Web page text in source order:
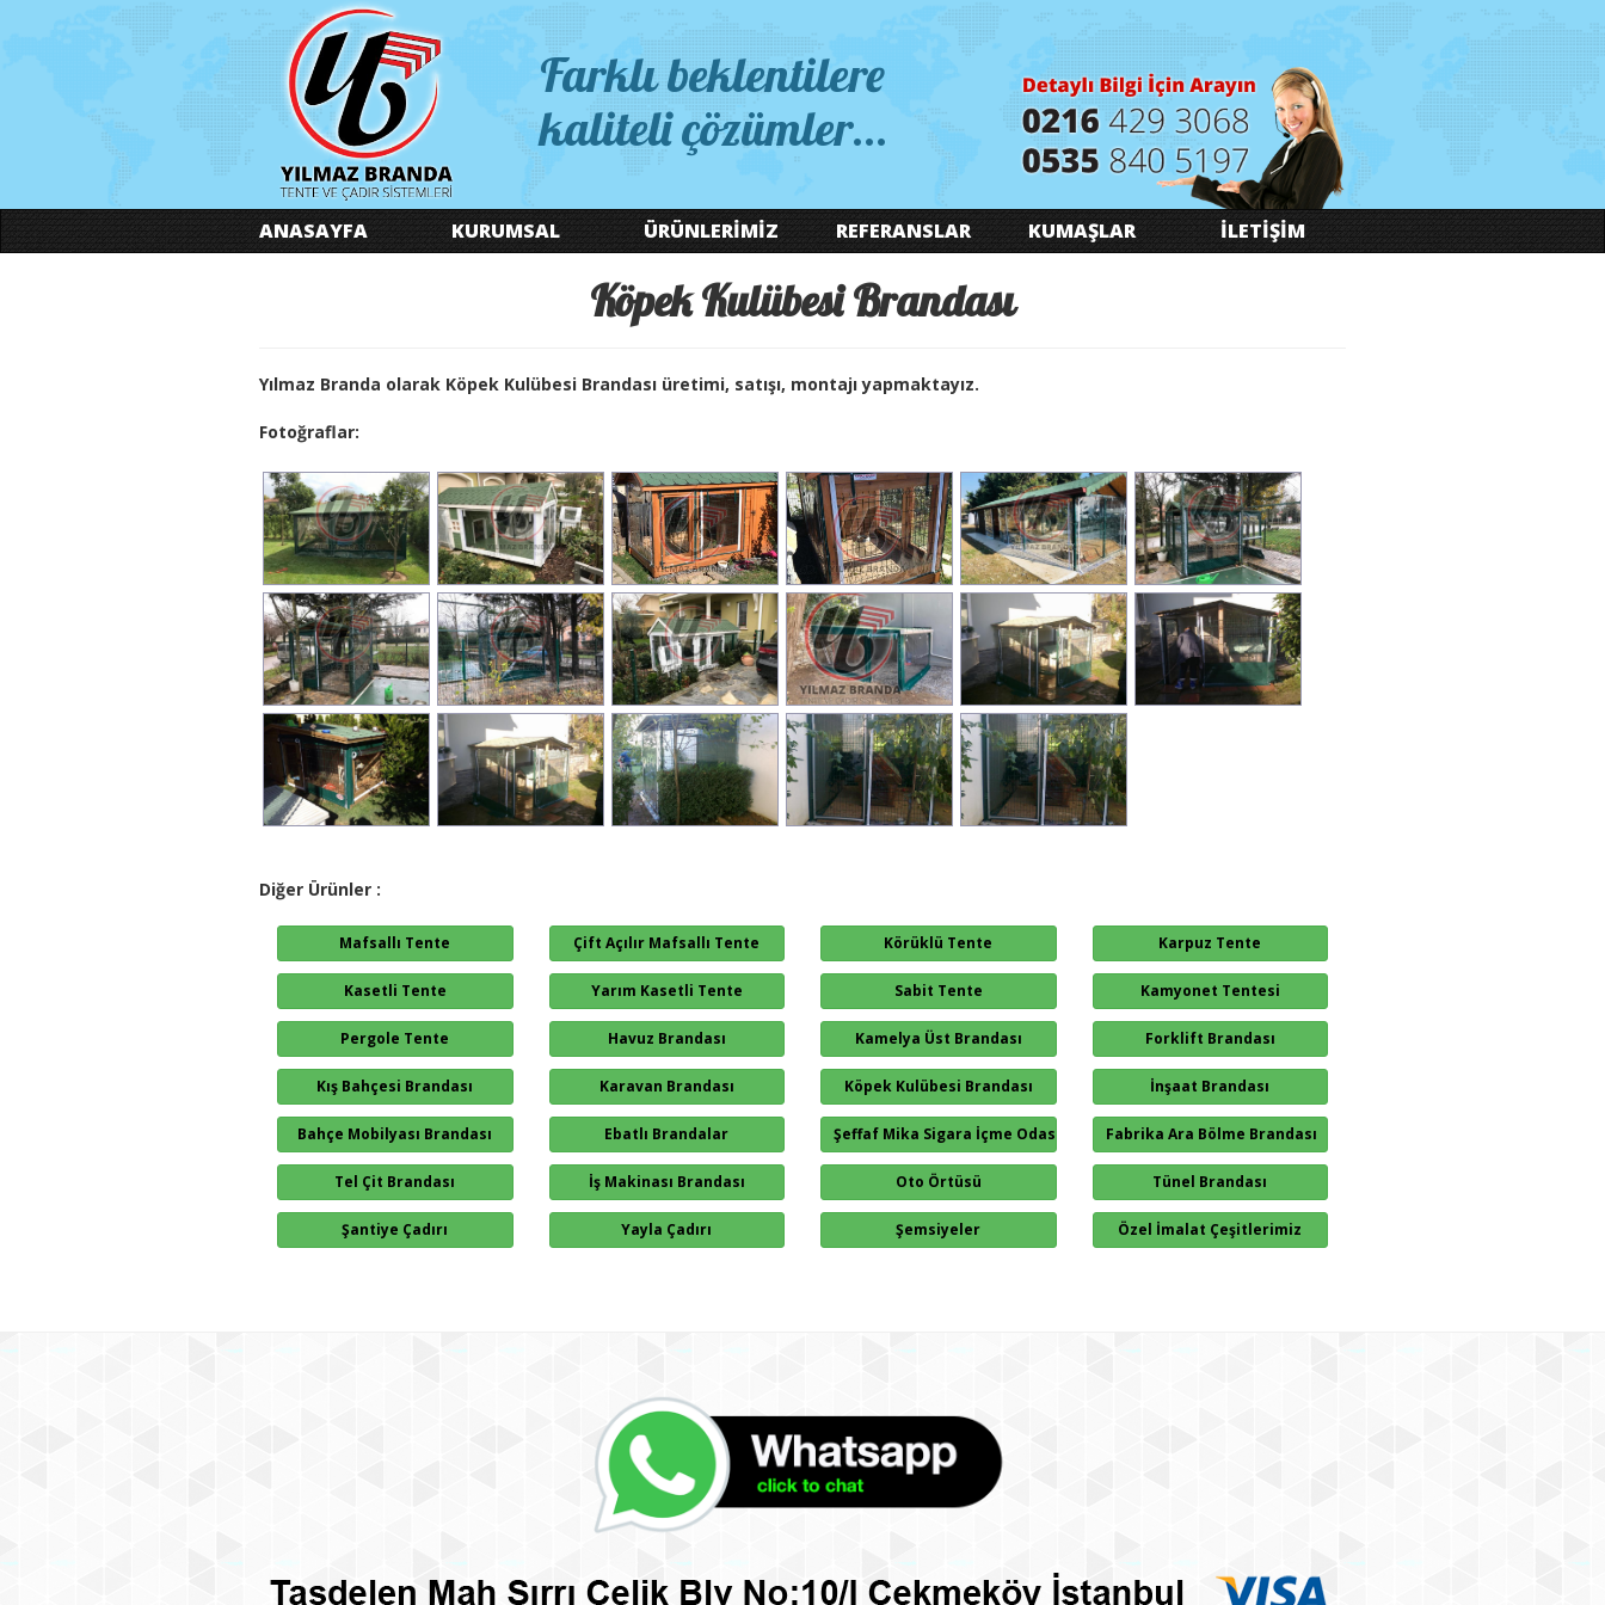
Farklı beklentilere
kaliteli çözümler...
ANASAYFA KURUMSAL ÜRÜNLERİMİZ REFERANSLAR KUMAŞLAR İLETİŞİM
Köpek Kulübesi Brandası
Yılmaz Branda olarak Köpek Kulübesi Brandası üretimi, satışı, montajı yapmaktayız.
Fotoğraflar:
Diğer Ürünler :
Mafsallı Tente Çift Açılır Mafsallı Tente Körüklü Tente Karpuz Tente
Kasetli Tente Yarım Kasetli Tente Sabit Tente Kamyonet Tentesi
Pergole Tente Havuz Brandası Kamelya Üst Brandası Forklift Brandası
Kış Bahçesi Brandası Karavan Brandası Köpek Kulübesi Brandası İnşaat Brandası
Bahçe Mobilyası Brandası Ebatlı Brandalar Şeffaf Mika Sigara İçme Odası Fabrika Ara Bölme Brandası
Tel Çit Brandası İş Makinası Brandası Oto Örtüsü Tünel Brandası
Şantiye Çadırı Yayla Çadırı Şemsiyeler Özel İmalat Çeşitlerimiz